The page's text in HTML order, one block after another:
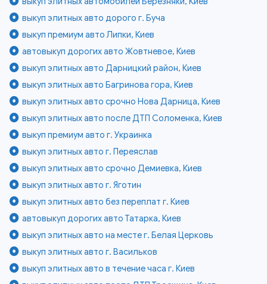
выкуп элитных авто дорого г. Буча
выкуп премиум авто Липки, Киев
автовыкуп дорогих авто Жовтневое, Киев
выкуп элитных авто Дарницкий район, Киев
выкуп элитных авто Багринова гора, Киев
выкуп элитных авто срочно Нова Дарница, Киев
выкуп элитных авто после ДТП Соломенка, Киев
выкуп премиум авто г. Украинка
выкуп элитных авто г. Переяслав
выкуп элитных авто срочно Демиевка, Киев
выкуп элитных авто г. Яготин
выкуп элитных авто без переплат г. Киев
автовыкуп дорогих авто Татарка, Киев
выкуп элитных авто на месте г. Белая Церковь
выкуп элитных авто г. Васильков
выкуп элитных авто в течение часа г. Киев